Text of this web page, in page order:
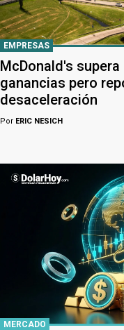
EMPRESAS
McDonald's
ganancias pero
desaceleración
Por ERIC NESICH
MERCADO